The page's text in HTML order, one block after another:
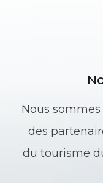
Nous
des
du tourisme